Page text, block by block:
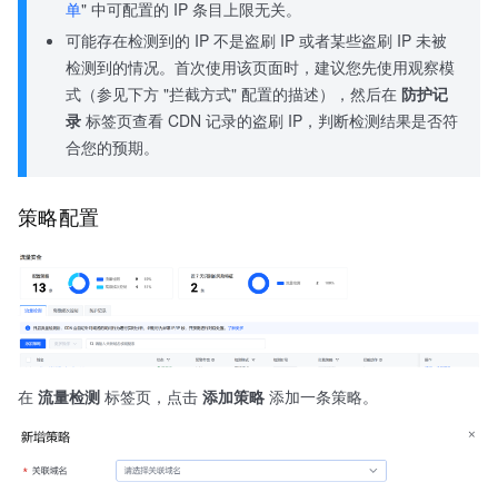
单" 中可配置的 IP 条目上限无关。
可能存在检测到的 IP 不是盗刷 IP 或者某些盗刷 IP 未被
检测到的情况。首次使用该页面时，建议您先使用观察模
式（参见下方 "拦截方式" 配置的描述），然后在 防护记
录 标签页查看 CDN 记录的盗刷 IP，判断检测结果是否符
合您的预期。
策略配置
在 流量检测 标签页，点击 添加策略 添加一条策略。